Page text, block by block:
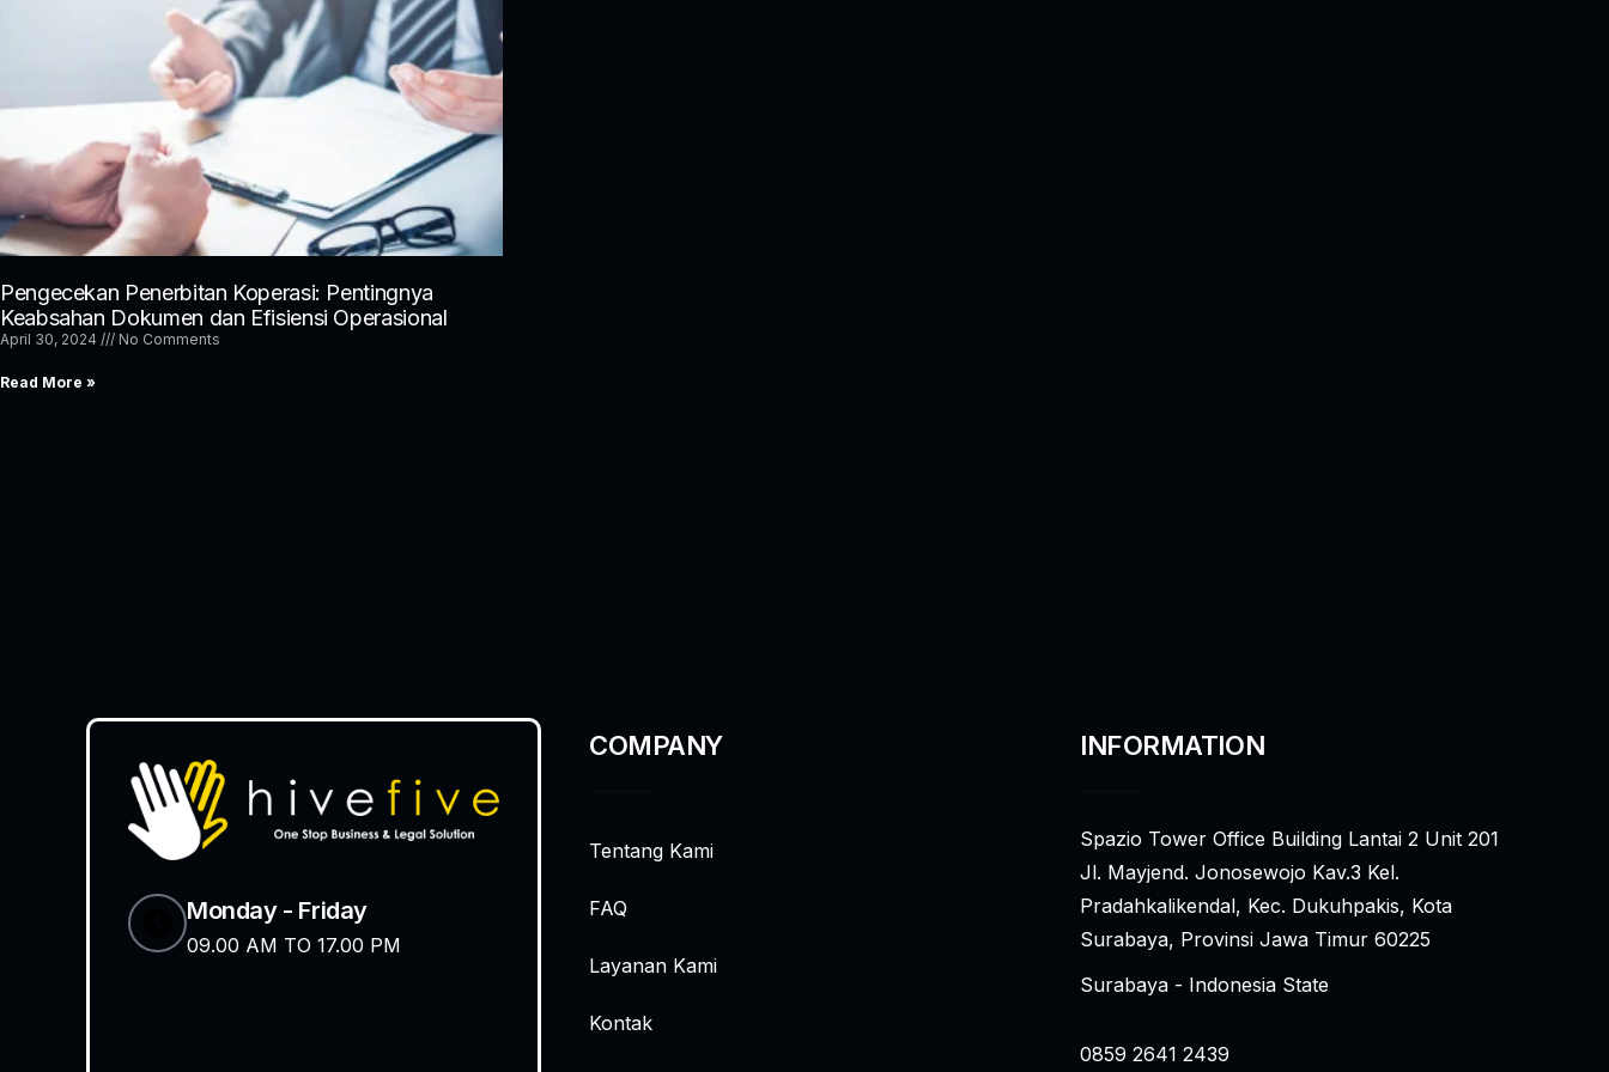
Pengecekan Penerbitan Koperasi: Pentingnya
Keabsahan Dokumen dan Efisiensi Operasional
April 30, 2024 No Comments
Read More »
Monday - Friday
09.00 AM TO 17.00 PM
COMPANY
Tentang Kami
FAQ
Layanan Kami
Kontak
INFORMATION
Spazio Tower Office Building Lantai 2 Unit 201
Jl. Mayjend. Jonosewojo Kav.3 Kel.
Pradahkalikendal, Kec. Dukuhpakis, Kota
Surabaya, Provinsi Jawa Timur 60225
Surabaya - Indonesia State
0859 2641 2439